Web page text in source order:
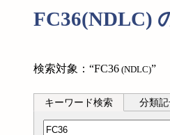
FC36(NDLC)
検索対象：“FC36 (NDLC)”
キーワード検索 分類
分類記号検索